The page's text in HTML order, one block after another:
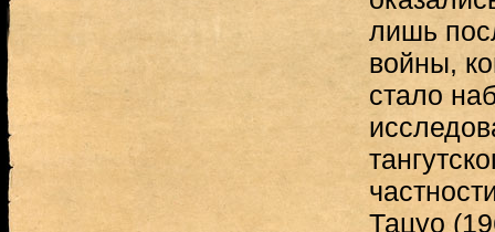
лишь
войны,
стало
Тацуо